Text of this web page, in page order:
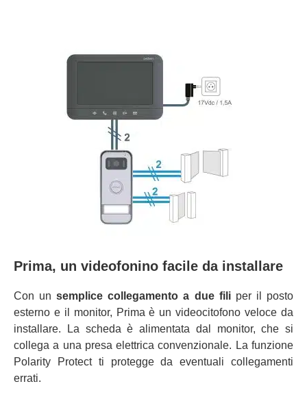
Prima, un videofonino facile da installare
Con unsemplice collegamento a due filiper il posto
esterno e il monitor, Prima è un videocitofono veloce da
installare. La scheda è alimentata dal monitor, che si
collega a una presa elettrica convenzionale. La funzione
Polarity Protect ti protegge da eventuali collegamenti
errati.